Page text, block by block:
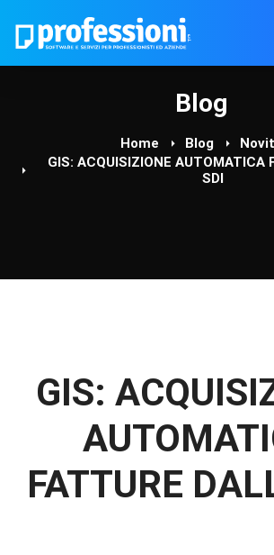
Blog
Home Blog
GIS: ACQUISIZIONE AUTOMATICA
SDI
GIS:
FATTURE